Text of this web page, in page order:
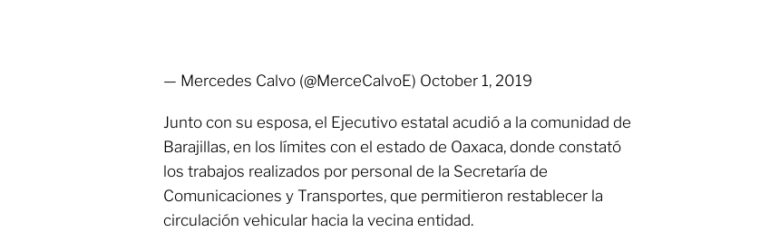
— Mercedes Calvo (@MerceCalvoE) October 1, 2019
Junto con su esposa, el Ejecutivo estatal acudió a la comunidad de
Barajillas, en los límites con el estado de Oaxaca, donde constató
los trabajos realizados por personal de la Secretaría de
Comunicaciones y Transportes, que permitieron restablecer la
circulación vehicular hacia la vecina entidad.